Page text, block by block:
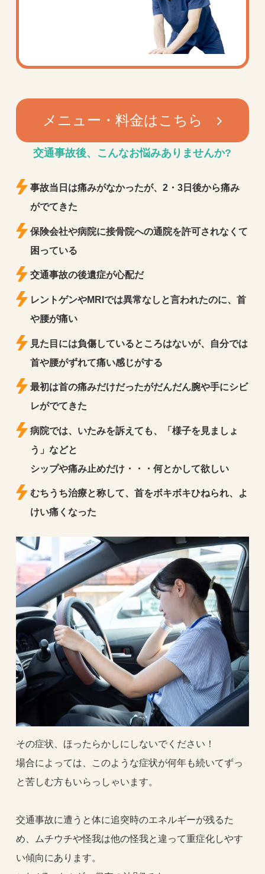
メニュー・料金はこちら
交通事故後、 こんなお悩みありませんか?
事故当日は痛みがなかったが、2・3日後から痛み
がでてきた
保険会社や病院に接骨院への通院を許可されなくて
困っている
交通事故の後遺症が心配だ
レントゲンやMRIでは異常なしと言われたのに、首
や腰が痛い
見た目には負傷しているところはないが、自分では
首や腰がずれて痛い感じがする
最初は首の痛みだけだったがだんだん腕や手にシビ
レがでてきた
病院では、いたみを訴えても、「様子を見ましょ
う」などと
シップや痛み止めだけ・・・何とかして欲しい
むちうち治療と称して、首をボキボキひねられ、よ
けい痛くなった
その症状、ほったらかしにしないでください！
場合によっては、このような症状が何年も続いてずっ
と苦しむ方もいらっしゃいます。
交通事故に遭うと体に追突時のエネルギーが残るた
め、ムチウチや怪我は他の怪我と違って重症化しやす
い傾向にあります。